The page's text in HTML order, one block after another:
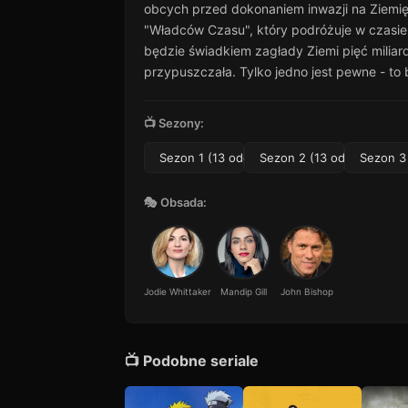
24 min · Sezon 1
13
44 min · Sezon 1
obcych przed dokonaniem inwazji na
"Władców Czasu", który podróżuje w
będzie świadkiem zagłady Ziemi pięć
przypuszczała. Tylko jedno jest pewne -
📺 Sezony:
Sezon 1 (13 odc.) Sezon 2 (13 odc.) Sezon 3
🎭 Obsada:
Jodie Whittaker Mandip Gill John Bishop
📺 Podobne seriale